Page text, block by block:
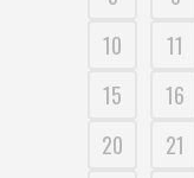
10
11
15
16
20
21